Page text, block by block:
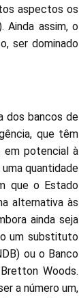
aspectos os
Ainda assim, o
ser dominado
dos bancos de
que têm
em potencial à
quantidade
que o Estado
alternativa às
ainda seja
um substituto
ou o Banco
Woods.
a número um,